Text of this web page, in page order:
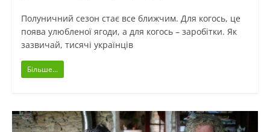
Полуничний сезон стає все ближчим. Для когось, це
поява улюбленої ягоди, а для когось – заробітки. Як
зазвичай, тисячі українців
Більше...